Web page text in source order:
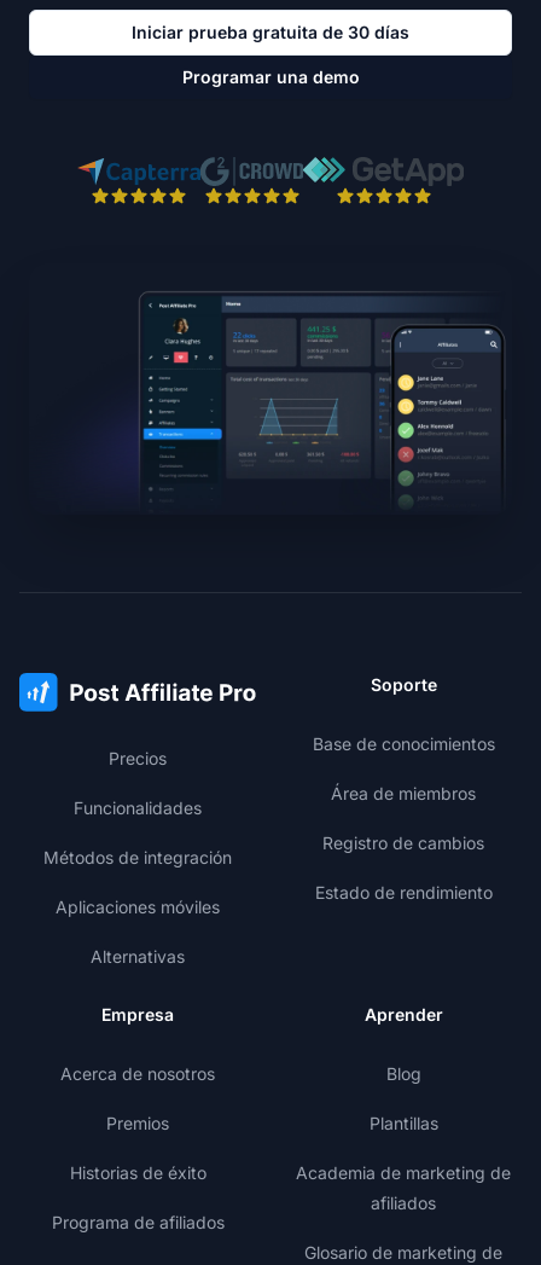
Iniciar prueba gratuita de 30 días
Programar una demo
Precios
Funcionalidades
Métodos de integración
Aplicaciones móviles
Alternativas
Soporte
Base de conocimientos
Área de miembros
Registro de cambios
Estado de rendimiento
Empresa
Acerca de nosotros
Premios
Historias de éxito
Programa de afiliados
Aprender
Blog
Plantillas
Academia de marketing de
afiliados
Glosario de marketing de